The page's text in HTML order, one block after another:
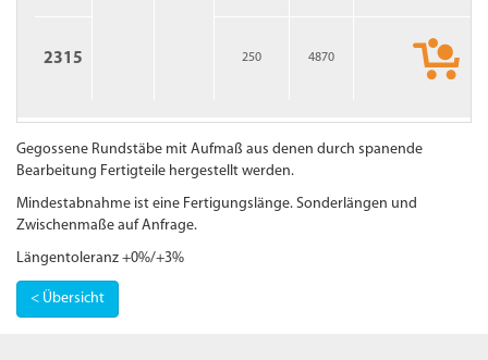
2315 250 4870
Gegossene Rundstäbe mit Aufmaß aus denen durch spanende
Bearbeitung Fertigteile hergestellt werden.
Mindestabnahme ist eine Fertigungslänge. Sonderlängen und
Zwischenmaße auf Anfrage.
Längentoleranz +0%/+3%
< Übersicht